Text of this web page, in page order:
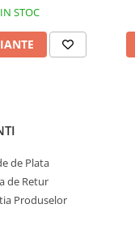
IN STOC
de Plata
de Retur
Produselor